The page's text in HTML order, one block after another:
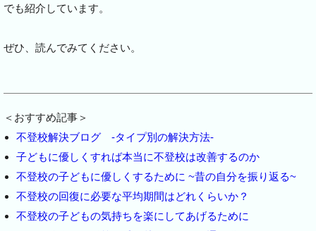
でも紹介しています。
ぜひ、読んでみてください。
＜おすすめ記事＞
不登校解決ブログ -タイプ別の解決方法-
子どもに優しくすれば本当に不登校は改善するのか
不登校の子どもに優しくするために ~昔の自分を振り返る~
不登校の回復に必要な平均期間はどれくらいか？
不登校の子どもの気持ちを楽にしてあげるために